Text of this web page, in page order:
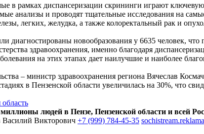
в рамках диспансеризации скрининги играют
анализы и проводят тщательные исследования на
легких, желудка, а также колоректальный рак и
диагностированы новообразования у 6635 человек,
здравоохранения, именно благодаря
на этих этапах дает наилучшие и наиболее
– министр здравоохранения региона Вячеслав
в Пензенской области увеличилась на 30%, что
людей в Пензе, Пензенской области и всей
Василий Викторович +7 (999) 784-45-35